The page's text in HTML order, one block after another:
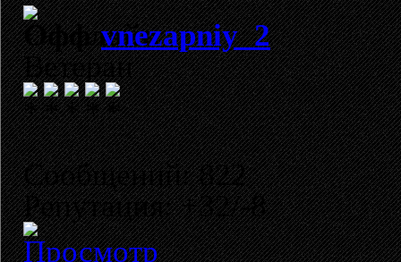
vnezapniy_2
Ветеран
Сообщений: 822
Репутация: +32/-8